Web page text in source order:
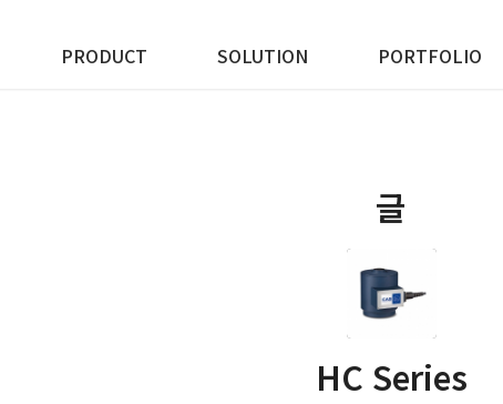
PRODUCT SOLUTION PORTFOLIO
글
HC Series